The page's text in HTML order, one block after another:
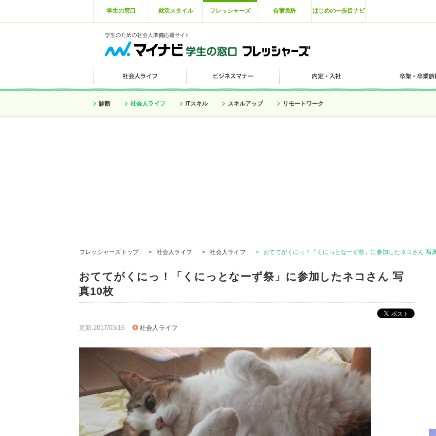
学生の窓口 就活スタイル フレッシャーズ 合宿免許 はじめの一歩目ナビ
診断 社会人ライフ ITスキル スキルアップ リモートワーク
フレッシャーズトップ > 社会人ライフ > 社会人ライフ > おててがくにっ！「くにっとなーず祭」に参加したネコさん 写
おててがくにっ！「くにっとなーず祭」に参加したネコさん 写
真10枚
更新:2017/03/16 社会人ライフ